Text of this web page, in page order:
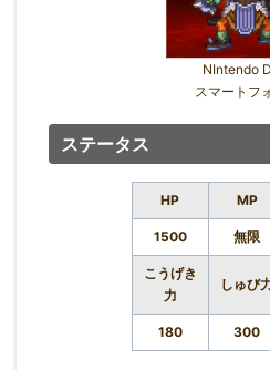
NIntendo
スマートフ
ステータス
HP MP
1500 無限
こうげき
力
しゅび
180 300